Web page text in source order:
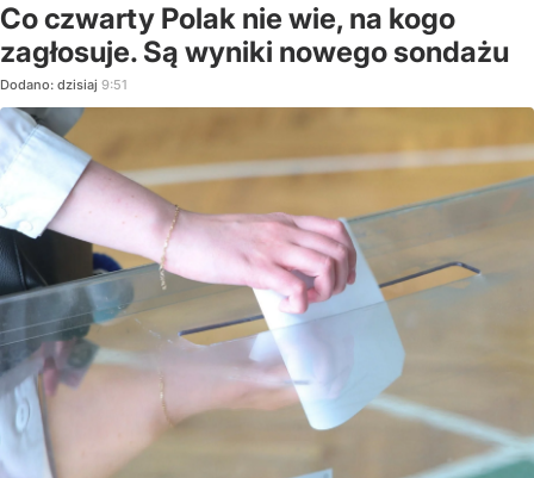
Co czwarty Polak nie wie, na kogo
zagłosuje. Są wyniki nowego sondażu
Dodano: dzisiaj 9:51